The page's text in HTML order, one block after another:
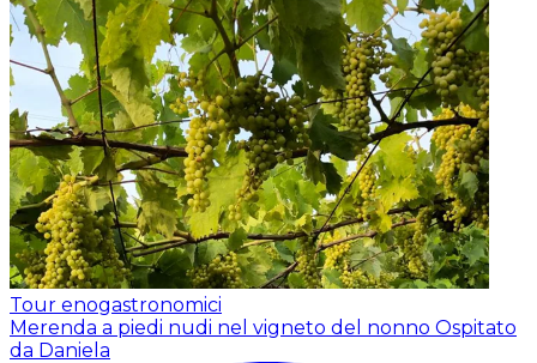
Tour enogastronomici
Merenda a piedi nudi nel vigneto del nonno Ospitato
da Daniela